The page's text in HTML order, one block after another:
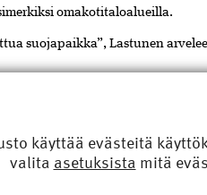
omakotitaloalueilla.
suojapaikka”, Lastunen
rakentamiseen merkittäviä
rakentamiskustannukset tai
kerrosalaa on
käyttää evästeitä
valita asetuksista mitä